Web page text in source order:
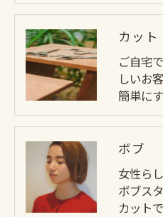
カット
ご自宅
しいお
簡単に
ボブ
女性ら
ボブス
カット